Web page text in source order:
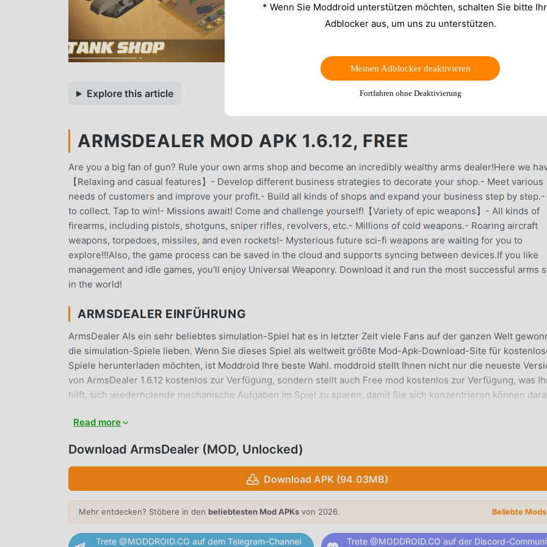
Explore this article
ARMSDEALER MOD APK 1.6.12, FREE
Are you a big fan of gun? Rule your own arms shop and become an incredibly wealthy arms dealer!Here we
【Relaxing and casual features】- Develop different business strategies to decorate your shop.- Meet various
needs of customers and improve your profit.- Build all kinds of shops and expand your business step by step.-
to collect. Tap to win!- Missions await! Come and challenge yourself!【Variety of epic weapons】- All kinds of
firearms, including pistols, shotguns, sniper rifles, revolvers, etc.- Millions of cold weapons.- Roaring aircraft
weapons, torpedoes, missiles, and even rockets!- Mysterious future sci-fi weapons are waiting for you to
explore!!!Also, the game process can be saved in the cloud and supports syncing between devices.If you like
management and idle games, you'll enjoy Universal Weaponry. Download it and run the most successful arms
in the world!
ARMSDEALER EINFÜHRUNG
ArmsDealer Als ein sehr beliebtes simulation-Spiel hat es in letzter Zeit viele Fans auf der ganzen Welt
die simulation-Spiele lieben. Wenn Sie dieses Spiel als weltweit größte Mod-Apk-Download-Site für
Spiele herunterladen möchten, ist Moddroid Ihre beste Wahl. moddroid stellt Ihnen nicht nur die neueste
von ArmsDealer 1.6.12 kostenlos zur Verfügung, sondern stellt auch Free mod kostenlos zur Verfügung, was
hilft, sich wiederholende mechanische Aufgaben im Spiel zu sparen, damit Sie sich konzentrieren können
Spielern keine Gebühren in Rechnung stellt und 100 % sicher, verfügbar und kostenlos zu installieren ist. Laden
installieren. Worauf wartest du, lade Moddroid herunter und spiele!
ArmsDealer Als beliebtes simulation-Spiel hat ihm sein einzigartiges Gameplay geholfen, eine große Anzahl
Fans auf der ganzen Welt zu gewinnen. Im Gegensatz zu herkömmlichen simulation-Spielen müssen Sie in
ArmsDealer nur das Anfänger-Tutorial durchgehen, sodass Sie ganz einfach mit dem gesamten Spiel beginnen
Read more
Download ArmsDealer (MOD, Unlocked)
Download APK (94.03MB)
Mehr entdecken? Stöbere in den beliebtesten Mod APKs von 2026. Beliebte
Trete @MODDROID.CO auf dem Telegram-Channel
Trete @MODDROID.CO auf der Discord-
* Wenn Sie Moddroid unterstützen möchten, schalten Sie bitte
Adblocker aus, um uns zu unterstützen.
Meinen Adblocker deaktivieren
Fortfahren ohne Deaktivierung